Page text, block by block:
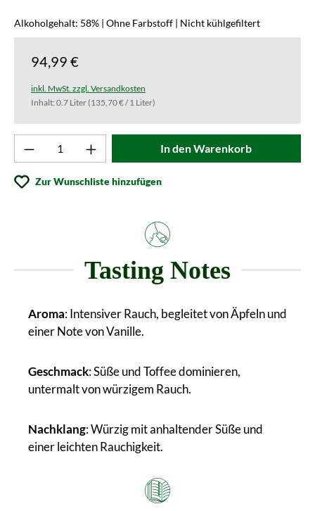
Alkoholgehalt: 58% | Ohne Farbstoff | Nicht kühlgefiltert
94,99 €
inkl. MwSt. zzgl. Versandkosten
Inhalt: 0.7 Liter(135,70 € / 1 Liter)
Produkt Anzahl: Gib den gewünschten
In den Warenkorb
Zur Wunschliste hinzufügen
Tasting Notes
Aroma: Intensiver Rauch, begleitet von Äpfeln und
einer Note von Vanille.
Geschmack: Süße und Toffee dominieren,
untermalt von würzigem Rauch.
Nachklang: Würzig mit anhaltender Süße und
einer leichten Rauchigkeit.